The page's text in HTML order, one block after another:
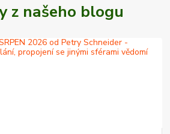
z našeho blogu